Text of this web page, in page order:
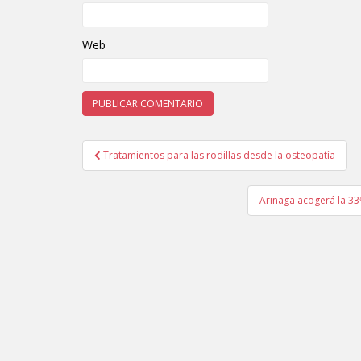
Web
Navegación de entradas
Tratamientos para las rodillas desde la osteopatía
Arinaga acogerá la